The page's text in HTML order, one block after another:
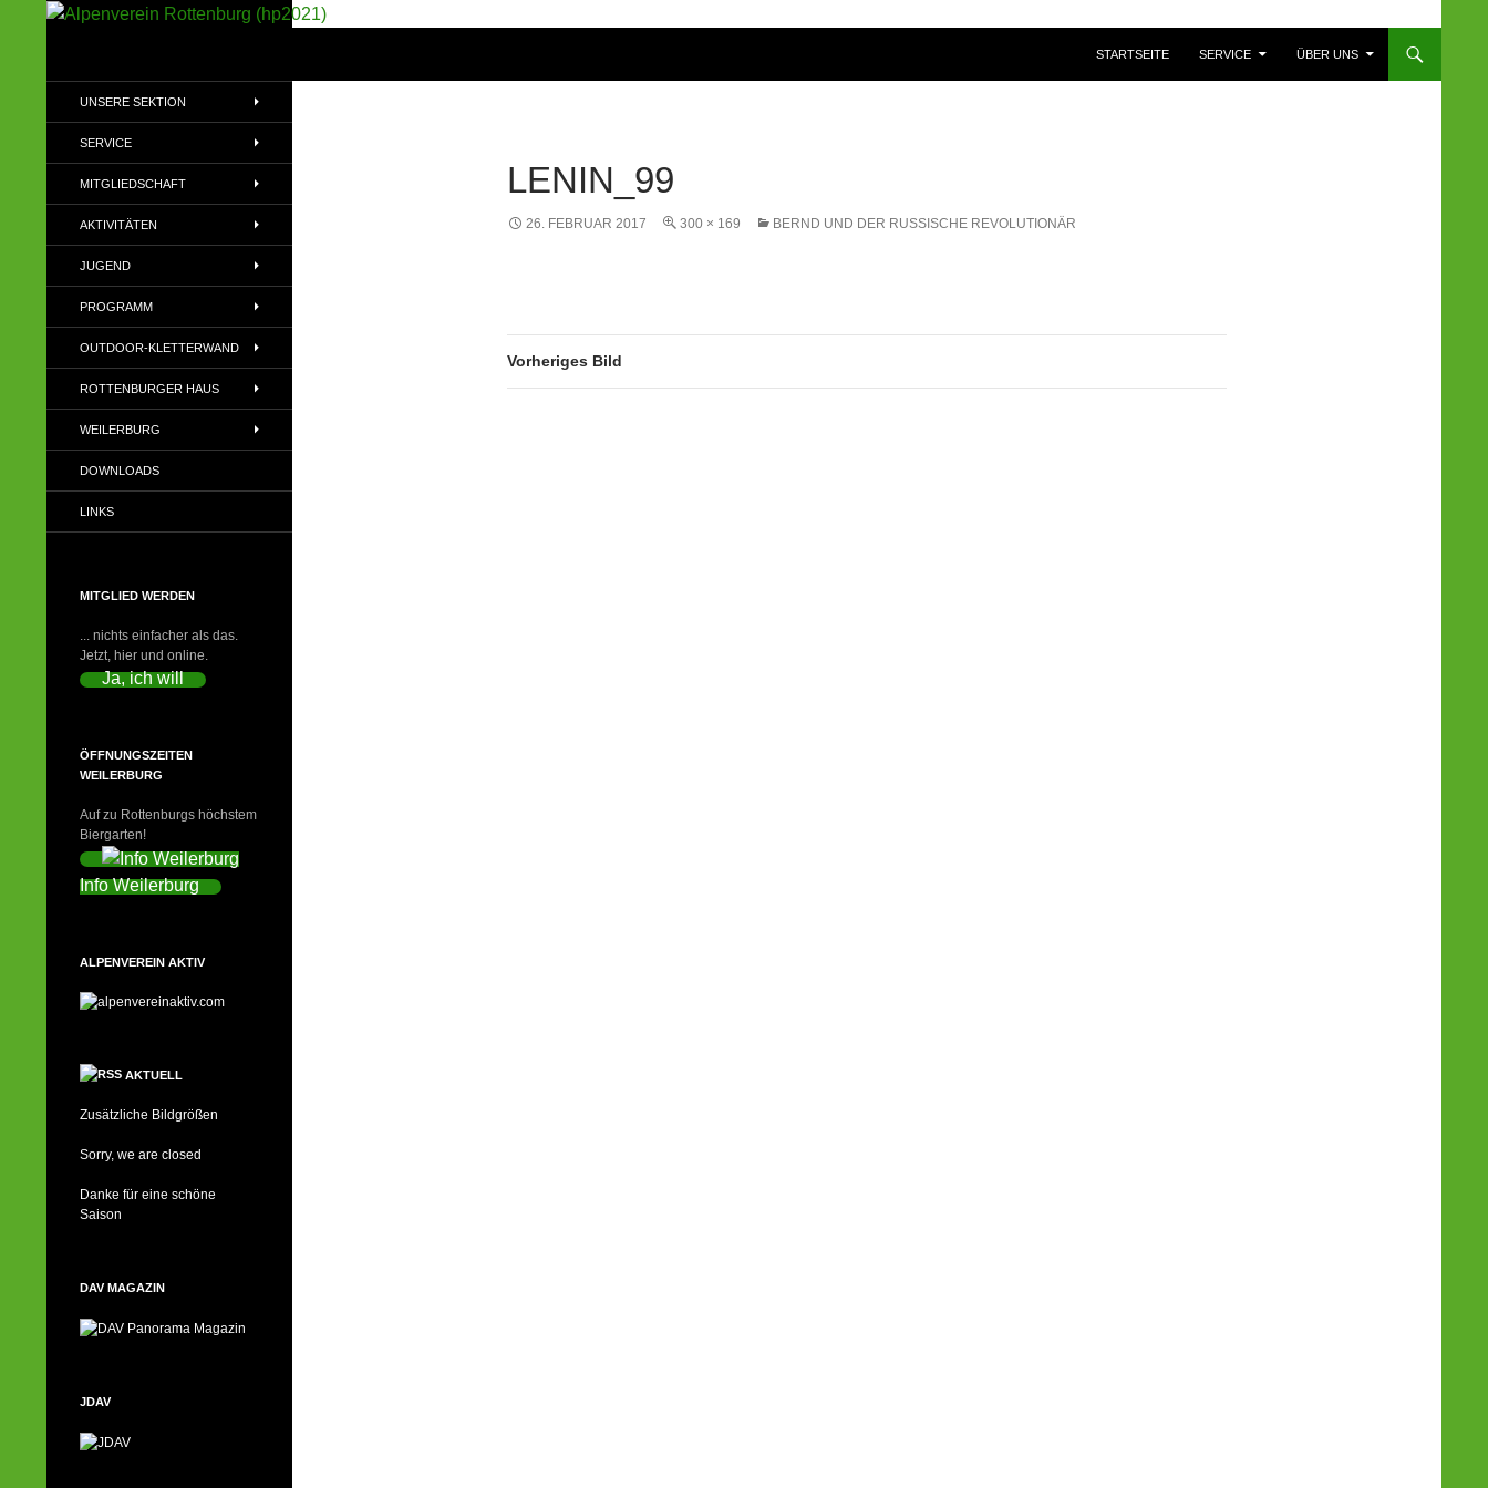
STARTSEITE
SERVICE ÜBER UNS
LENIN_99
26. FEBRUAR 2017 300 × 169 BERND UND DER RUSSISCHE REVOLUTIONÄR
Vorheriges Bild
(DAV)
UNSERE SEKTION
SERVICE
MITGLIEDSCHAFT
AKTIVITÄTEN
JUGEND
PROGRAMM
OUTDOOR-KLETTERWAND
ROTTENBURGER HAUS
WEILERBURG
DOWNLOADS
LINKS
MITGLIED WERDEN
... nichts einfacher als das.
Jetzt, hier und online.
Ja, ich will
ÖFFNUNGSZEITEN
WEILERBURG
Auf zu Rottenburgs höchstem
Biergarten!
Info Weilerburg
ALPENVEREIN AKTIV
AKTUELL
Zusätzliche Bildgrößen
Sorry, we are closed
Danke für eine schöne
Saison
DAV MAGAZIN
JDAV